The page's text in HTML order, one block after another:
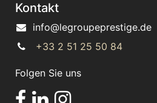
Kontakt
info@legroupeprestige.de
+33 2 51 25 50 84
Folgen Sie uns